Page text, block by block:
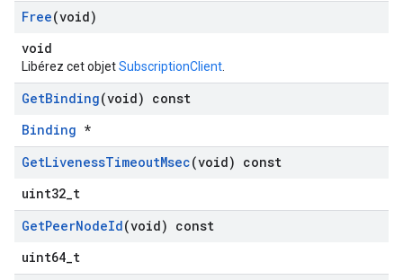
Free(void)
void
Libérez cet objetSubscriptionClient
GetBinding(void) const
Binding *
GetLivenessTimeoutMsec(void) const
uint32_t
GetPeerNodeId(void) const
uint64_t